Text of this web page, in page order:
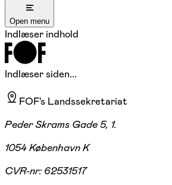
Open menu
Indlæser indhold
Indlæser siden...
FOF's Landssekretariat
Peder Skrams Gade 5, 1.
1054 København K
CVR-nr: 62531517